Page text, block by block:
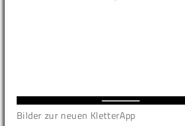
Bilder zur neuen KletterApp